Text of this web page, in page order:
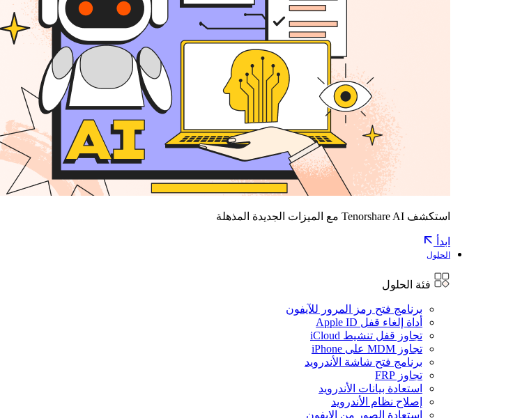
استكشف Tenorshare AI مع الميزات الجديدة المذهلة
ابدأ
الحلول
فئة الحلول
برنامج فتح رمز المرور للآيفون
أداة إلغاء قفل Apple ID
تجاوز قفل تنشيط iCloud
تجاوز MDM على iPhone
برنامج فتح شاشة الأندرويد
تجاوز FRP
استعادة بيانات الأندرويد
إصلاح نظام الأندرويد
استعادة الصور من الايفون